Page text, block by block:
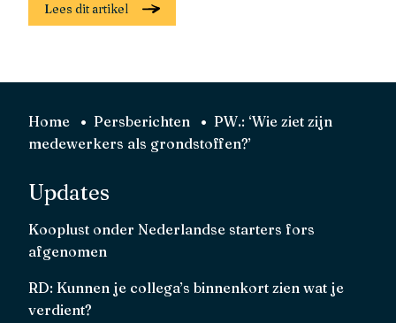
Lees dit artikel
Home Persberichten
PW.: ‘Wie ziet zijn
medewerkers als grondstoffen?’
Updates
Kooplust onder Nederlandse starters fors
afgenomen
RD: Kunnen je collega’s binnenkort zien wat je
verdient?